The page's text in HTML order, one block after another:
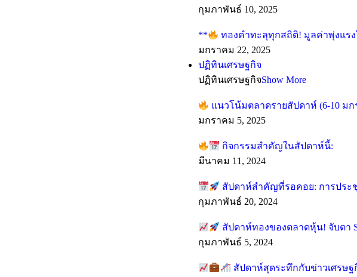
กุมภาพันธ์ 10, 2025
** ทองคำทะลุทุกสถิติ! มูลค่าพุ่งแรง
มกราคม 22, 2025
ปฏิทินเศรษฐกิจ
ปฏิทินเศรษฐกิจShow More
แนวโน้มตลาดรายสัปดาห์ (6-10 ม
มกราคม 5, 2025
กิจกรรมสำคัญในสัปดาห์นี้:
มีนาคม 11, 2024
สัปดาห์สำคัญที่รอคอย: การประ
กุมภาพันธ์ 20, 2024
สัปดาห์ทองของตลาดหุ้น! จับตา
กุมภาพันธ์ 5, 2024
สัปดาห์สุดระทึกกับข่าวเศรษ